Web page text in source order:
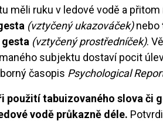
měli ruku v ledové vodě a
(vztyčený ukazováček)nebo
gesta (vztyčený prostředníček).
subjektu dostaví pocit
časopis Psychological
použití tabuizovaného slova či
vodě průkazně déle.